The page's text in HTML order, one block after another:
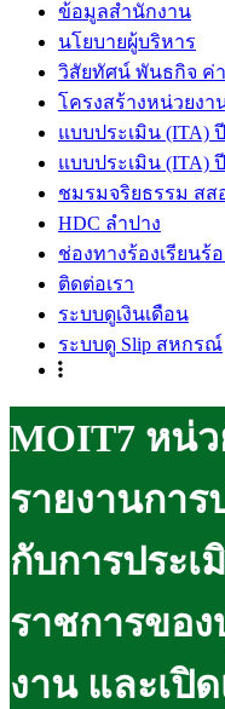
ข้อมูลสำนักงาน
นโยบายผู้บริหาร
วิสัยทัศน์ พันธกิจ ค่
โครงสร้างหน่วยงา
แบบประเมิน (ITA)
แบบประเมิน (ITA)
ชมรมจริยธรรม สส
HDC ลำปาง
ช่องทางร้องเรียนร้
ติดต่อเรา
ระบบดูเงินเดือน
ระบบดู Slip สหกรณ์
MOIT7 หน่
รายงานการ
กับการประ
ราชการขอ
งาน และเปิ